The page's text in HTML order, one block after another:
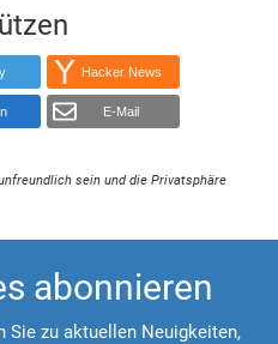
Hacker News
E-Mail
sein und die Privatsphäre
abonnieren
Sie zu aktuellen Neuigkeiten,